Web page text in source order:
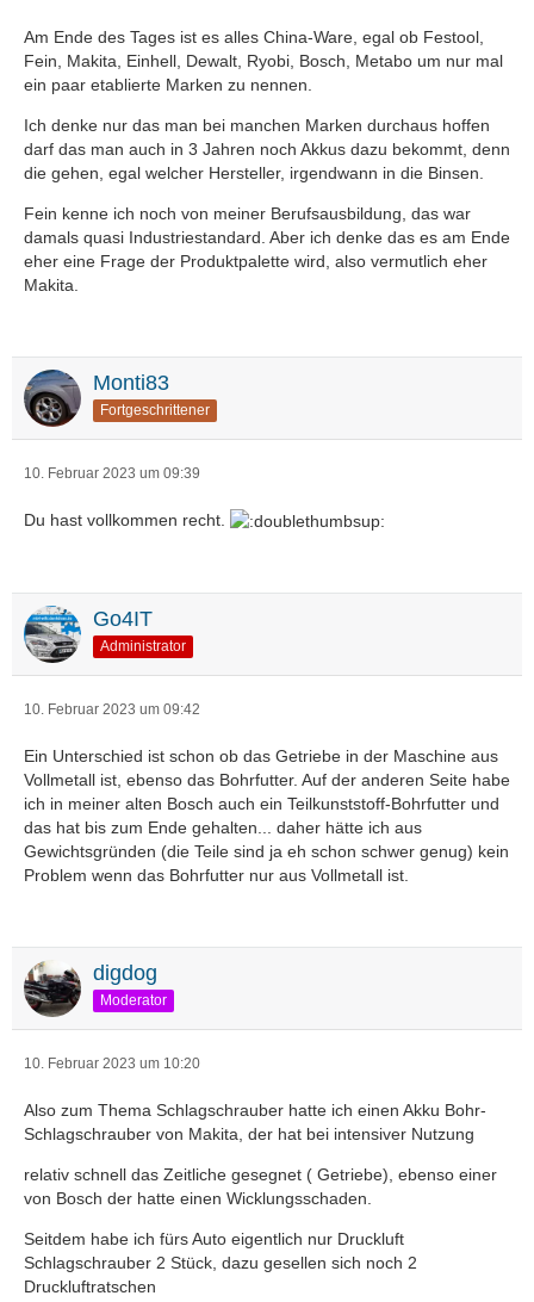
Am Ende des Tages ist es alles China-Ware, egal ob Festool,
Fein, Makita, Einhell, Dewalt, Ryobi, Bosch, Metabo um nur mal
ein paar etablierte Marken zu nennen.
Ich denke nur das man bei manchen Marken durchaus hoffen
darf das man auch in 3 Jahren noch Akkus dazu bekommt, denn
die gehen, egal welcher Hersteller, irgendwann in die Binsen.
Fein kenne ich noch von meiner Berufsausbildung, das war
damals quasi Industriestandard. Aber ich denke das es am Ende
eher eine Frage der Produktpalette wird, also vermutlich eher
Makita.
Monti83
Fortgeschrittener
10. Februar 2023 um 09:39
Du hast vollkommen recht.
Go4IT
Administrator
10. Februar 2023 um 09:42
Ein Unterschied ist schon ob das Getriebe in der Maschine aus
Vollmetall ist, ebenso das Bohrfutter. Auf der anderen Seite habe
ich in meiner alten Bosch auch ein Teilkunststoff-Bohrfutter und
das hat bis zum Ende gehalten... daher hätte ich aus
Gewichtsgründen (die Teile sind ja eh schon schwer genug) kein
Problem wenn das Bohrfutter nur aus Vollmetall ist.
digdog
Moderator
10. Februar 2023 um 10:20
Also zum Thema Schlagschrauber hatte ich einen Akku Bohr-
Schlagschrauber von Makita, der hat bei intensiver Nutzung
relativ schnell das Zeitliche gesegnet ( Getriebe), ebenso einer
von Bosch der hatte einen Wicklungsschaden.
Seitdem habe ich fürs Auto eigentlich nur Druckluft
Schlagschrauber 2 Stück, dazu gesellen sich noch 2
Druckluftratschen